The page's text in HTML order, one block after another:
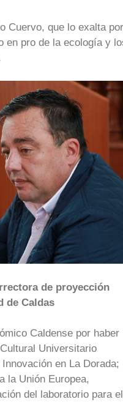
Cuervo, que lo exalta por
en pro de la ecología y
de proyección
de Caldas
Caldense por haber
Universitario
en La Dorada;
la Unión Europea,
del laboratorio para el